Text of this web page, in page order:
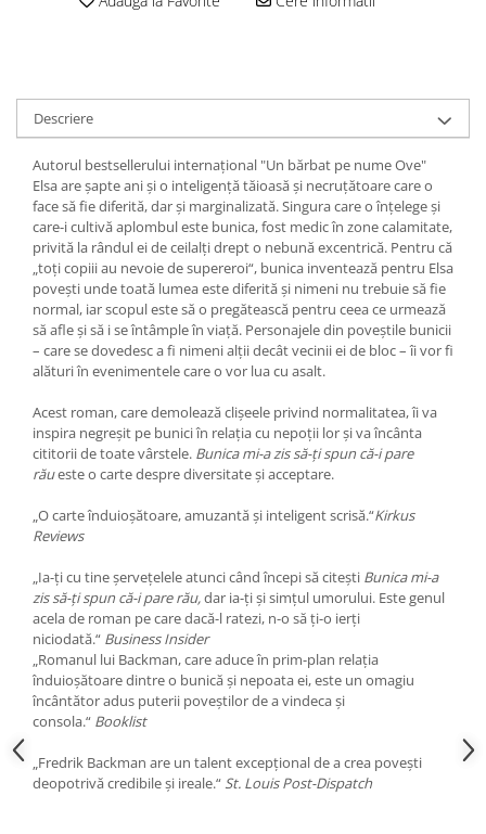
Descriere
Autorul bestsellerului internațional "Un bărbat pe nume Ove"
Elsa are șapte ani și o inteligență tăioasă și necruțătoare care o
face să fie diferită, dar și marginalizată. Singura care o înțelege și
care-i cultivă aplombul este bunica, fost medic în zone calamitate,
privită la rândul ei de ceilalți drept o nebună excentrică. Pentru că
„toți copiii au nevoie de supereroi“, bunica inventează pentru Elsa
povești unde toată lumea este diferită și nimeni nu trebuie să fie
normal, iar scopul este să o pregătească pentru ceea ce urmează
să afle și să i se întâmple în viață. Personajele din poveștile bunicii
– care se dovedesc a fi nimeni alții decât vecinii ei de bloc – îi vor fi
alături în evenimentele care o vor lua cu asalt.
Acest roman, care demolează clișeele privind normalitatea, îi va
inspira negreșit pe bunici în relația cu nepoții lor și va încânta
cititorii de toate vârstele. Bunica mi-a zis să-ți spun că-i pare
răueste o carte despre diversitate și acceptare.
„O carte înduioșătoare, amuzantă și inteligent scrisă.“Kirkus
Reviews
„Ia-ți cu tine șervețelele atunci când începi să citești Bunica mi-a
zis să-ți spun că-i pare rău,dar ia-ți și simțul umorului. Este genul
acela de roman pe care dacă-l ratezi, n-o să ți-o ierți
niciodată.“ Business Insider
„Romanul lui Backman, care aduce în prim-plan relația
înduioșătoare dintre o bunică și nepoata ei, este un omagiu
încântător adus puterii poveștilor de a vindeca și
consola.“ Booklist
„Fredrik Backman are un talent excepțional de a crea povești
deopotrivă credibile și ireale.“ St. Louis Post-Dispatch